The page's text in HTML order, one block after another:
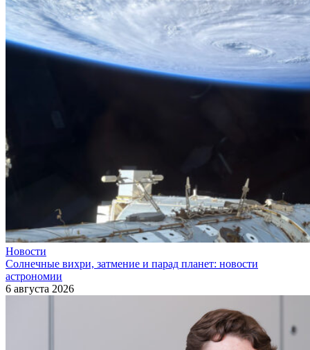
Новости
Солнечные вихри, затмение и парад планет: новости
астрономии
6 августа 2026